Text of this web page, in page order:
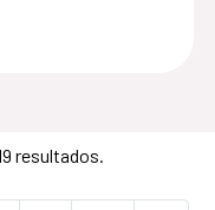
resultados.